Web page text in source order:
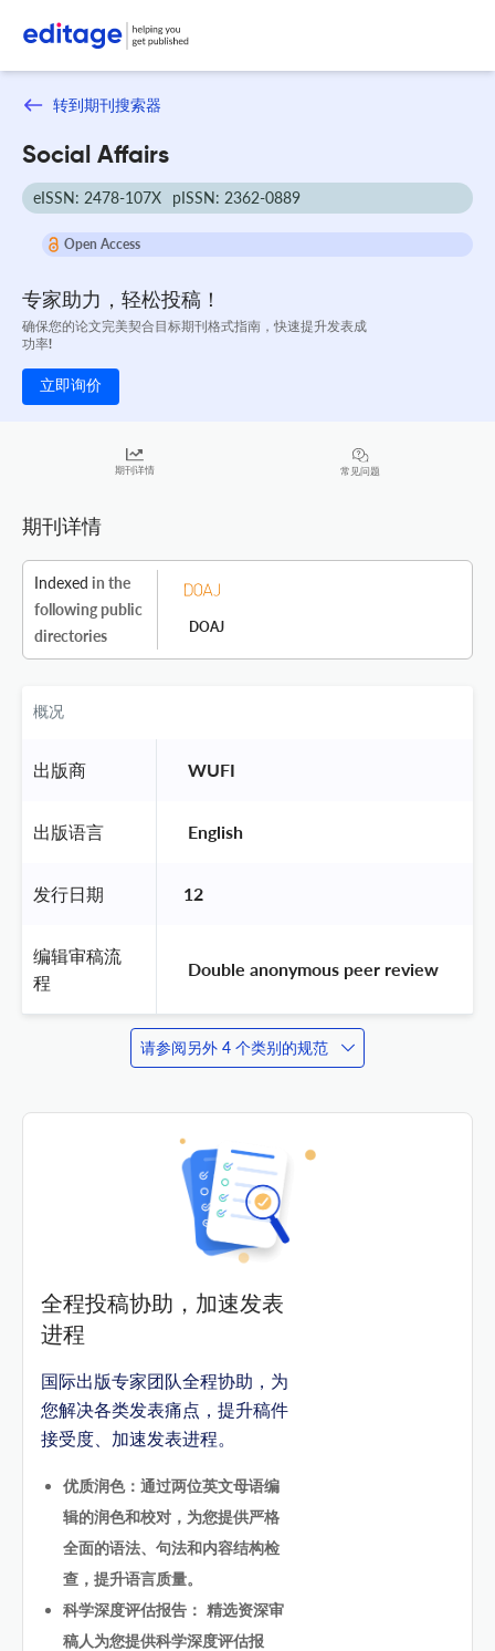
转到期刊搜索器
Social Affairs
eISSN: 2478-107X pISSN: 2362-0889
Open Access
专家助力，轻松投稿！
确保您的论文完美契合目标期刊格式指南，快速提升发表成
功率!
立即询价
期刊详情 常见问题
期刊详情
Indexed in the
following public
directories
DOAJ
概况
出版商 WUFI
出版语言 English
发行日期 12
编辑审稿流
程
Double anonymous peer review
请参阅另外 4 个类别的规范
全程投稿协助，加速发表
进程
国际出版专家团队全程协助，为
您解决各类发表痛点，提升稿件
接受度、加速发表进程。
优质润色：通过两位英文母语编
辑的润色和校对，为您提供严格
全面的语法、句法和内容结构检
查，提升语言质量。
科学深度评估报告： 精选资深审
稿人为您提供科学深度评估报